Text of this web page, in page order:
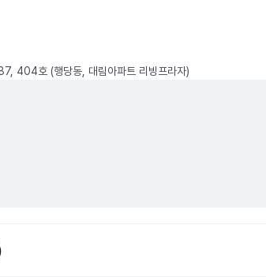
404호 (행당동, 대림아파트 리빙프라자)